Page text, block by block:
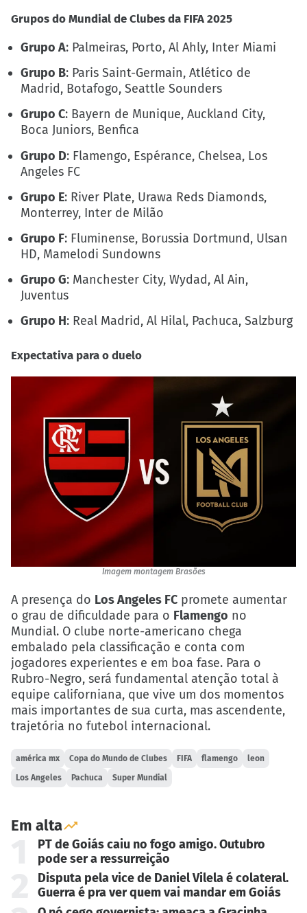
Grupos do Mundial de Clubes da FIFA 2025
Grupo A: Palmeiras, Porto, Al Ahly, Inter Miami
Grupo B: Paris Saint-Germain, Atlético de
Madrid, Botafogo, Seattle Sounders
Grupo C: Bayern de Munique, Auckland City,
Boca Juniors, Benfica
Grupo D: Flamengo, Espérance, Chelsea, Los
Angeles FC
Grupo E: River Plate, Urawa Reds Diamonds,
Monterrey, Inter de Milão
Grupo F: Fluminense, Borussia Dortmund, Ulsan
HD, Mamelodi Sundowns
Grupo G: Manchester City, Wydad, Al Ain,
Juventus
Grupo H: Real Madrid, Al Hilal, Pachuca, Salzburg
Expectativa para o duelo
Imagem montagem Brasões
A presença do Los Angeles FC promete aumentar
o grau de dificuldade para o Flamengo no
Mundial. O clube norte-americano chega
embalado pela classificação e conta com
jogadores experientes e em boa fase. Para o
Rubro-Negro, será fundamental atenção total à
equipe californiana, que vive um dos momentos
mais importantes de sua curta, mas ascendente,
trajetória no futebol internacional.
américa mx Copa do Mundo de Clubes FIFA flamengo leon
Los Angeles Pachuca Super Mundial
Em alta
PT de Goiás caiu no fogo amigo. Outubro
pode ser a ressurreição
Disputa pela vice de Daniel Vilela é colateral.
Guerra é pra ver quem vai mandar em Goiás